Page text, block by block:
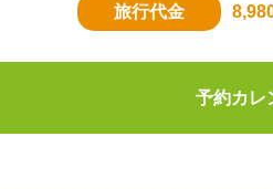
旅行代金
予約カレ